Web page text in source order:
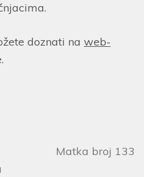
doznati na web-
Matka broj 133